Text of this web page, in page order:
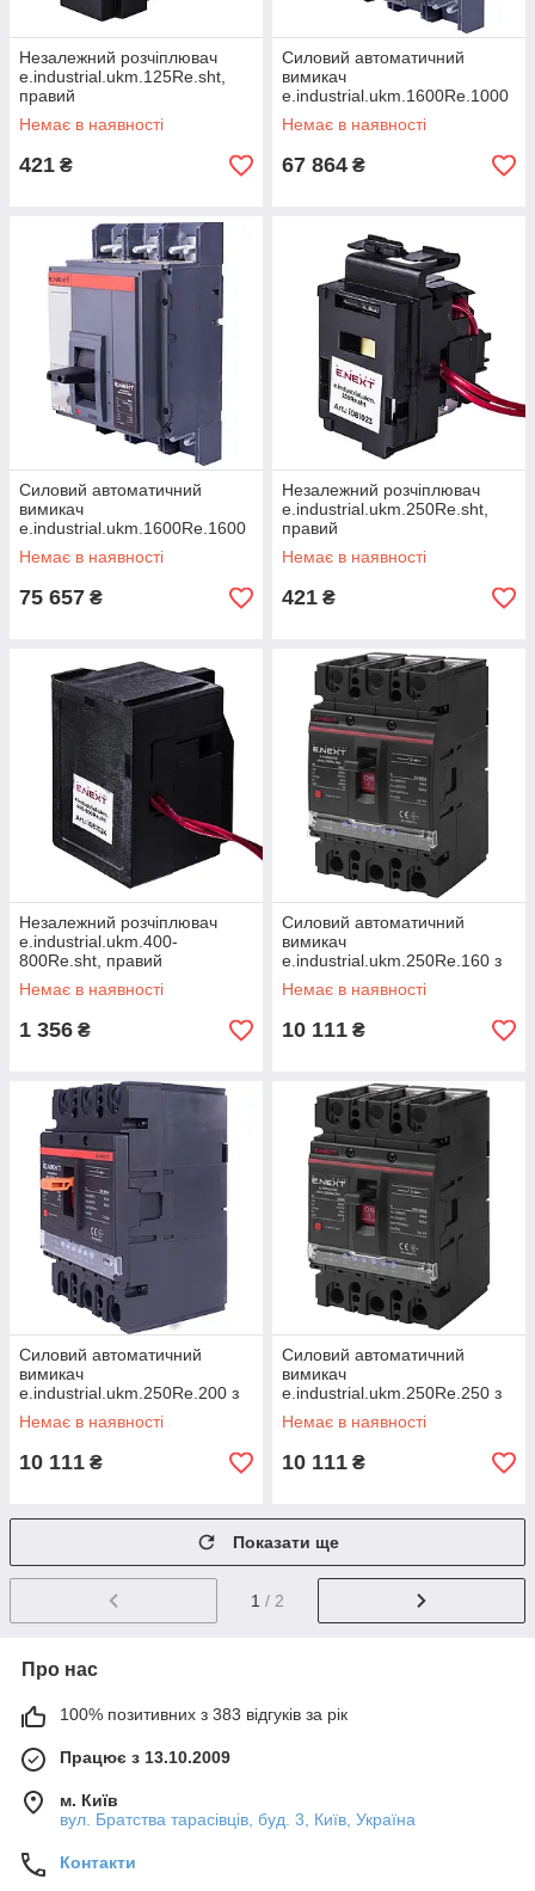
Незалежний розчіплювач
e.industrial.ukm.125Re.sht,
правий
Немає в наявності
421 ₴
Силовий автоматичний
вимикач
e.industrial.ukm.1600Rе.1000
з електронним
розчіплювачем, 3р, 1000
Немає в наявності
67 864 ₴
Силовий автоматичний
вимикач
e.industrial.ukm.1600Rе.1600
з електронним
розчіплювачем, 3р, 1600
Немає в наявності
75 657 ₴
Незалежний розчіплювач
e.industrial.ukm.250Re.sht,
правий
Немає в наявності
421 ₴
Незалежний розчіплювач
e.industrial.ukm.400-
800Re.sht, правий
Немає в наявності
1 356 ₴
Силовий автоматичний
вимикач
e.industrial.ukm.250Re.160 з
електронним розчіплювачем,
3р, 160 А
Немає в наявності
10 111 ₴
Силовий автоматичний
вимикач
e.industrial.ukm.250Re.200 з
електронним розчіплювачем,
3р, 200 А
Немає в наявності
10 111 ₴
Силовий автоматичний
вимикач
e.industrial.ukm.250Re.250 з
електронним розчіплювачем,
3р, 250 А
Немає в наявності
10 111 ₴
Показати ще
1 / 2
Про нас
100% позитивних з 383 відгуків за рік
Працює з 13.10.2009
м. Київ
вул. Братства тарасівців, буд. 3, Київ, Україна
Контакти